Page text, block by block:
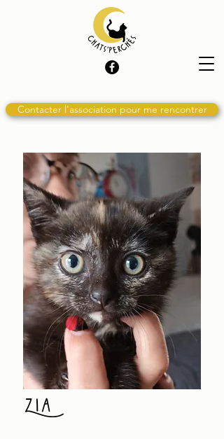
Contacter l'association pour me rencontrer
Zia